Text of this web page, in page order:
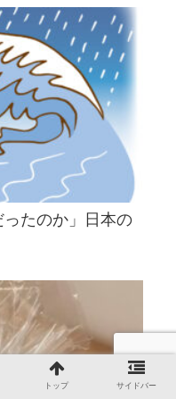
たのか」日本の
トップ サイドバー